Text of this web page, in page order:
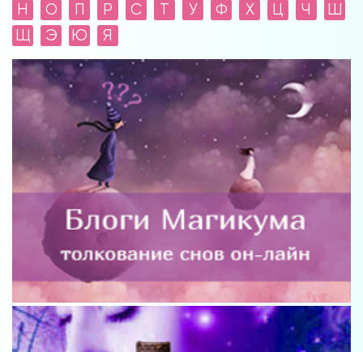
Н
О П Р С Т У Ф Х Ц Ч
Ш
Щ
Э Ю Я